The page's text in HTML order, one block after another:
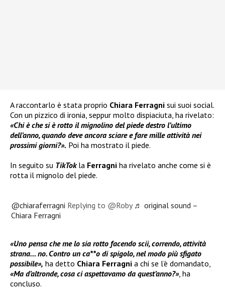
A raccontarlo è stata proprio Chiara Ferragni sui suoi social.
Con un pizzico di ironia, seppur molto dispiaciuta, ha rivelato:
«Chi è che si è rotto il mignolino del piede destro l’ultimo
dell’anno, quando deve ancora sciare e fare mille attività nei
prossimi giorni?». Poi ha mostrato il piede.
In seguito su TikTok la Ferragni ha rivelato anche come si è
rotta il mignolo del piede.
@chiaraferragni Replying to @Roby ♬ original sound –
Chiara Ferragni
«Uno pensa che me lo sia rotto facendo scii, correndo, attività
strana… no. Contro un ca**o di spigolo, nel modo più sfigato
possibile», ha detto Chiara Ferragni a chi se l’è domandato,
«Ma d’altronde, cosa ci aspettavamo da quest’anno?», ha
concluso.